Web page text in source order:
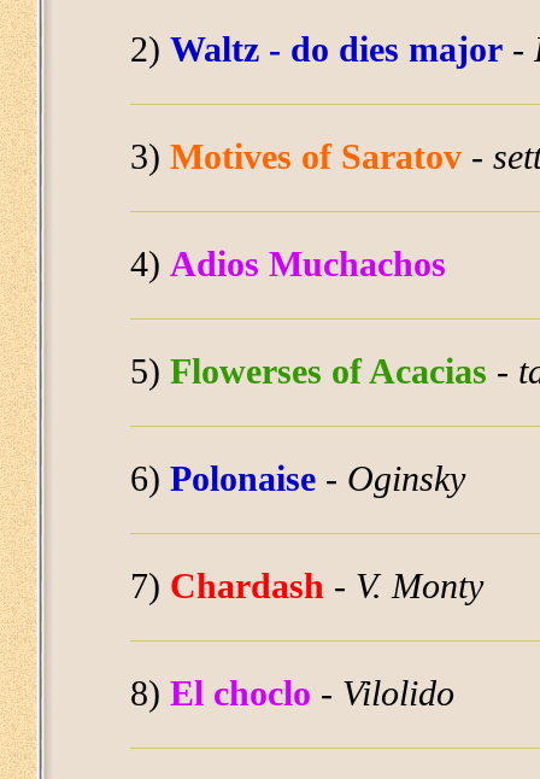
2) Waltz - do dies major -
3) Motives of Saratov -
4) Adios Muchachos
5) Flowerses of Acacias -
6) Polonaise - Oginsky
7) Chardash - V. Monty
8) El choclo - Vilolido